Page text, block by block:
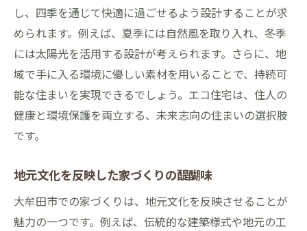
し、四季を通じて快適に過ごせるよう設計することが求
められます。例えば、夏季には自然風を取り入れ、冬季
には太陽光を活用する設計が考えられます。さらに、地
域で手に入る環境に優しい素材を用いることで、持続可
能な住まいを実現できるでしょう。エコ住宅は、住人の
健康と環境保護を両立する、未来志向の住まいの選択肢
です。
地元文化を反映した家づくりの醍醐味
大牟田市での家づくりは、地元文化を反映させることが
魅力の一つです。例えば、伝統的な建築様式や地元の工